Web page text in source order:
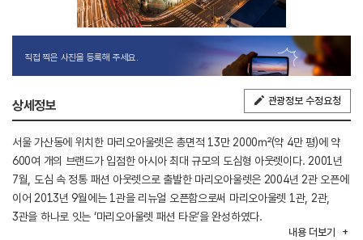
직접 찍은 사진을 등록해 주세요.
상세정보 관광정보 수정요청
서울 가산동에 위치한 마리오아울렛은 총면적 13만 2000㎡(약 4만 평)에 약
600여 개의 브랜드가 입점한 아시아 최대 규모의 도심형 아웃렛이다. 2001년
7월, 도심 속 정통 패션 아웃렛으로 출발한 마리오아울렛은 2004년 2관 오픈에
이어 2013년 9월에는 1관을 리뉴얼 오픈함으로써 마리오아울렛 1관, 2관,
3관을 하나로 잇는 ‘마리오아울렛 패션 타운’을 완성하였다.
아시아 최대 규모에 최다 입점 브랜드 수를 자랑하는 만큼 마리오아울렛에서는
내용 더보기